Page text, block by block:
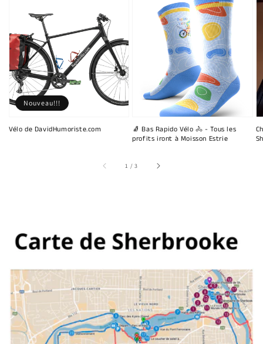
Vélo de DavidHumoriste.com
Nouveau!!!
🧦 Bas Rapido Vélo 🚴 - Tous les
profits iront à Moisson Estrie
1 /sur
3